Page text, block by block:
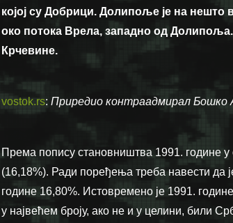
којој су Добрици. Долипоље је на нешто
око потока Врела, западно од
Крчевине.
vostok.rs: Приредио контраадмирал Бошко
Према попису становништва 1991. године
(16,18%). Ради поређења треба навести да
године 16,80%. Истовремено је 1991.
у највећем броју, ако не и у целини, били